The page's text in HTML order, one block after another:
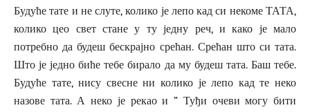
Будуће тате и не слуте, колико је лепо кад си некоме ТАТА,
колико цео свет стане у ту једну реч, и како је мало
потребно да будеш бескрајно срећан. Срећан што си тата.
Што је једно биће тебе бирало да му будеш тата. Баш тебе.
Будуће тате, нису свесне ни колико је лепо кад те неко
назове тата. А неко је рекао и ” Туђи очеви могу бити